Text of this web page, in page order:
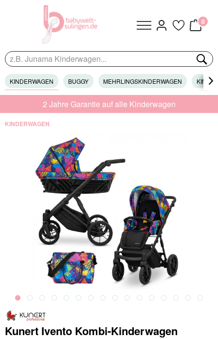
0
KINDERWAGEN BUGGY MEHRLINGSKINDERWAGEN 
2 Jahre Garantie auf alle Kinderwagen
KINDERWAGEN
Kunert Ivento Kombi-Kinderwagen